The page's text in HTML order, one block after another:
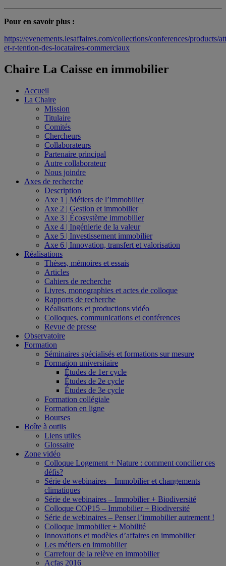
Pour en savoir plus :
https://evenements.lesaffaires.com/collections/conferences/products/
et-r-tention-des-locataires-commerciaux
Chaire La Caisse en immobilier
Accueil
La Chaire
Mission
Titulaire
Comités
Chercheurs
Collaborateurs
Partenaire principal
Autre collaborateur
Nous joindre
Axes de recherche
Description
Axe 1 | Métiers de l’immobilier
Axe 2 | Gestion et immobilier
Axe 3 | Écosystème immobilier
Axe 4 | Ingénierie de la valeur
Axe 5 | Investissement immobilier
Axe 6 | Innovation, transfert et valorisation
Réalisations
Thèses, mémoires et essais
Articles
Cahiers de recherche
Livres, monographies et actes de colloque
Rapports de recherche
Réalisations et productions vidéo
Colloques, communications et conférences
Revue de presse
Observatoire
Formation
Séminaires spécialisés et formations sur mesure
Formation universitaire
Études de 1er cycle
Études de 2e cycle
Études de 3e cycle
Formation collégiale
Formation en ligne
Bourses
Boîte à outils
Liens utiles
Glossaire
Zone vidéo
Colloque Logement + Nature : comment concilier ces
défis?
Série de webinaires – Immobilier et changements
climatiques
Série de webinaires – Immobilier + Biodiversité
Colloque COP15 – Immobilier + Biodiversité
Série de webinaires – Penser l’immobilier autrement !
Colloque Immobilier + Mobilité
Innovations et modèles d’affaires en immobilier
Les métiers en immobilier
Carrefour de la relève en immobilier
Acfas 2016